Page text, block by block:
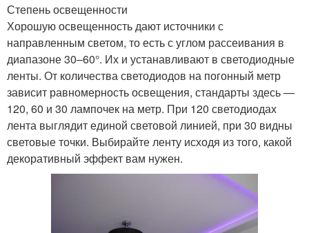
Степень освещенности
Хорошую освещенность дают источники с
направленным светом, то есть с углом рассеивания в
диапазоне 30–60°. Их и устанавливают в светодиодные
ленты. От количества светодиодов на погонный метр
зависит равномерность освещения, стандарты здесь —
120, 60 и 30 лампочек на метр. При 120 светодиодах
лента выглядит единой световой линией, при 30 видны
световые точки. Выбирайте ленту исходя из того, какой
декоративный эффект вам нужен.